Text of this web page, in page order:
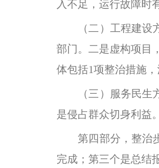
入不足，运行故障时
（二）工程建设
部门。二是虚构项目
体包括1项整治措施，
（三）服务民生
是侵占群众切身利益
第四部分，整治
完成；第三个是总结